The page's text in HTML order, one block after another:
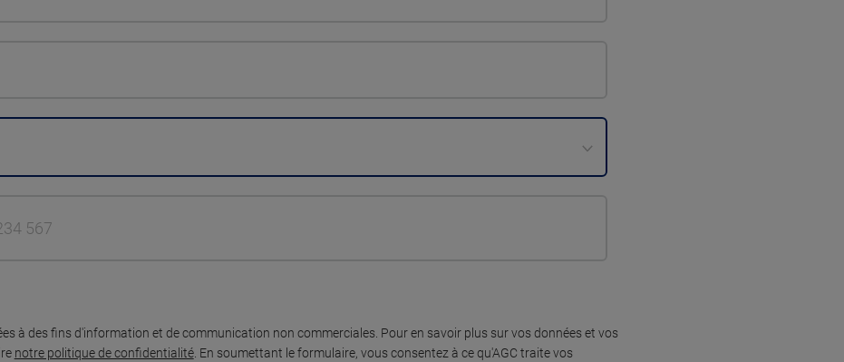
à des fins d'information et de communication non commerciales. Pour en savoir plus sur vos données et vos
notre politique de confidentialité. En soumettant le formulaire, vous consentez à ce qu'AGC traite vos